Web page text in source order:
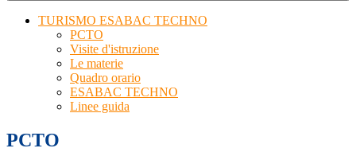
TURISMO ESABAC TECHNO
PCTO
Visite d'istruzione
Le materie
Quadro orario
ESABAC TECHNO
Linee guida
PCTO